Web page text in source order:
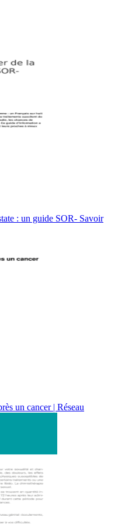
: un guide SOR- Savoir
un cancer | Réseau